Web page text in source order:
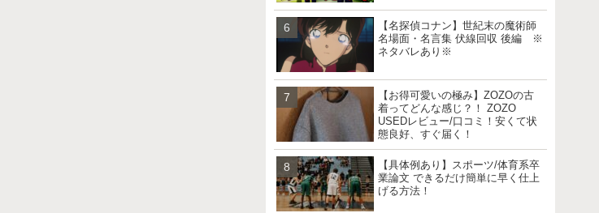
【名探偵コナン】世紀末の魔術師
名場面・名言集 伏線回収 後編 ※
ネタバレあり※
【お得可愛いの極み】ZOZOの古
着ってどんな感じ？！ ZOZO
USEDレビュー/口コミ！安くて状
態良好、すぐ届く！
【具体例あり】スポーツ/体育系卒
業論文 できるだけ簡単に早く仕上
げる方法！